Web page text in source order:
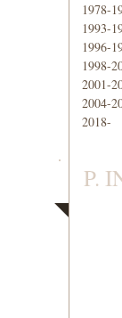
1978-
1993-
1996-
1998-
2001-
2004-
2018-
P.